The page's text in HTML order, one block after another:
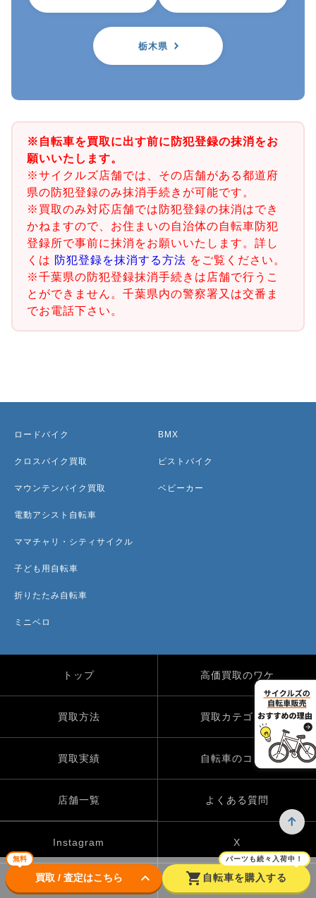
栃木県
※自転車を買取に出す前に防犯登録の抹消をお
願いいたします。
※サイクルズ店舗では、その店舗がある都道府
県の防犯登録のみ抹消手続きが可能です。
※買取のみ対応店舗では防犯登録の抹消はでき
かねますので、お住まいの自治体の自転車防犯
登録所で事前に抹消をお願いいたします。詳し
くは 防犯登録を抹消する方法 をご覧ください。
※千葉県の防犯登録抹消手続きは店舗で行うこ
とができません。千葉県内の警察署又は交番ま
でお電話下さい。
無料
買取 / 査定はこちら keyboard_arrow_down shopping_cart
パーツも続々入荷中！
自転車を購入する
ロードバイク
クロスバイク買取
マウンテンバイク買取
電動アシスト自転車
ママチャリ・シティサイクル
子ども用自転車
折りたたみ自転車
ミニベロ
BMX
ピストバイク
ベビーカー
トップ 高価買取のワケ
買取方法 買取カテゴリー
買取実績 自転車のコラム
店舗一覧 よくある質問
Instagram X
TikTok